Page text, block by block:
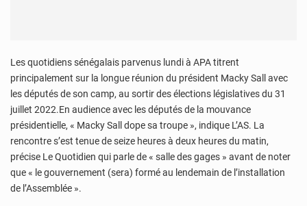
Les quotidiens sénégalais parvenus lundi à APA titrent
principalement sur la longue réunion du président Macky Sall avec
les députés de son camp, au sortir des élections législatives du 31
juillet 2022.En audience avec les députés de la mouvance
présidentielle, « Macky Sall dope sa troupe », indique L’AS. La
rencontre s’est tenue de seize heures à deux heures du matin,
précise Le Quotidien qui parle de « salle des gages » avant de noter
que « le gouvernement (sera) formé au lendemain de l’installation
de l’Assemblée ».